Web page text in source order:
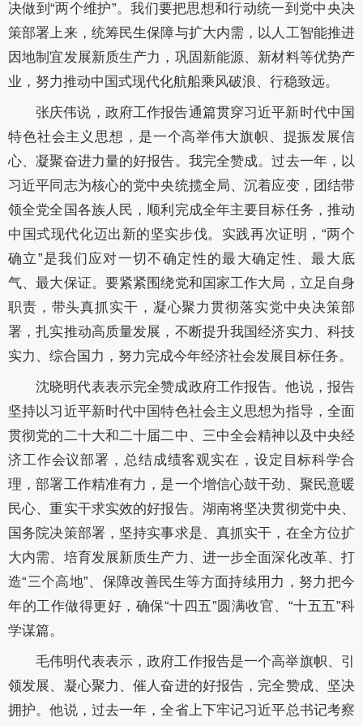
决做到“两个维护”。我们要把思想和行动统一到党中央决
策部署上来，统筹民生保障与扩大内需，以人工智能推进
因地制宜发展新质生产力，巩固新能源、新材料等优势产
业，努力推动中国式现代化航船乘风破浪、行稳致远。
张庆伟说，政府工作报告通篇贯穿习近平新时代中国
特色社会主义思想，是一个高举伟大旗帜、提振发展信
心、凝聚奋进力量的好报告。我完全赞成。过去一年，以
习近平同志为核心的党中央统揽全局、沉着应变，团结带
领全党全国各族人民，顺利完成全年主要目标任务，推动
中国式现代化迈出新的坚实步伐。实践再次证明， “两个
确立”是我们应对一切不确定性的最大确定性、最大底
气、最大保证。要紧紧围绕党和国家工作大局，立足自身
职责，带头真抓实干，凝心聚力贯彻落实党中央决策部
署，扎实推动高质量发展，不断提升我国经济实力、科技
实力、综合国力，努力完成今年经济社会发展目标任务。
沈晓明代表表示完全赞成政府工作报告。他说，报告
坚持以习近平新时代中国特色社会主义思想为指导，全面
贯彻党的二十大和二十届二中、三中全会精神以及中央经
济工作会议部署，总结成绩客观实在，设定目标科学合
理，部署工作精准有力，是一个增信心鼓干劲、聚民意暖
民心、重实干求实效的好报告。湖南将坚决贯彻党中央、
国务院决策部署，坚持实事求是、真抓实干，在全方位扩
大内需、培育发展新质生产力、进一步全面深化改革、打
造“三个高地”、保障改善民生等方面持续用力，努力把今
年的工作做得更好，确保“十四五”圆满收官、“十五五”科
学谋篇。
毛伟明代表表示，政府工作报告是一个高举旗帜、引
领发展、凝心聚力、催人奋进的好报告，完全赞成、坚决
拥护。他说，过去一年，全省上下牢记习近平总书记考察